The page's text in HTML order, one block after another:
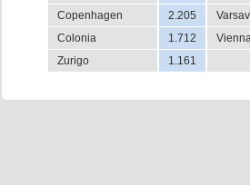
Copenhagen
2.205
Colonia
1.712
Zurigo
1.161